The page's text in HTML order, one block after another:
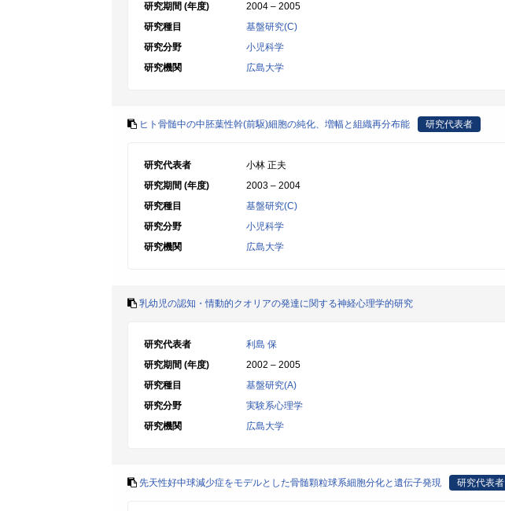
研究期間 (年度)
2004 – 2005
研究種目
基盤研究(C)
研究分野
小児科学
研究機関
広島大学
ヒト骨髄中の中胚葉性幹(前駆)細胞の純化、増幅と組織再分布能 研究代表者
研究代表者
小林 正夫
研究期間 (年度)
2003 – 2004
研究種目
基盤研究(C)
研究分野
小児科学
研究機関
広島大学
乳幼児の認知・情動的クオリアの発達に関する神経心理学的研究
研究代表者
利島 保
研究期間 (年度)
2002 – 2005
研究種目
基盤研究(A)
研究分野
実験系心理学
研究機関
広島大学
先天性好中球減少症をモデルとした骨髄顆粒球系細胞分化と遺伝子発現 研究代表者